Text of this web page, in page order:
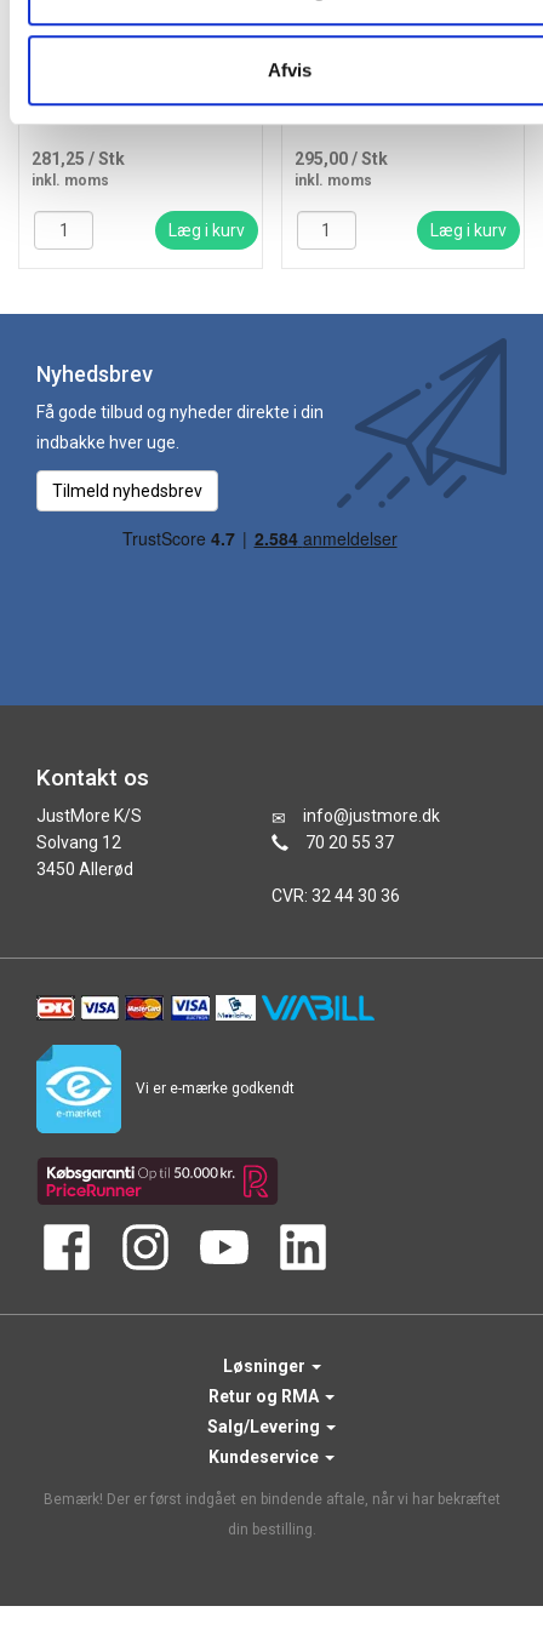
Afvis
281,25 / Stk
inkl. moms
Læg i kurv
295,00/ Stk
inkl. moms
Læg i kurv
Nyhedsbrev
Få gode tilbud og nyheder direkte i din
indbakke hver uge.
Tilmeld nyhedsbrev
Kontakt os
JustMore K/S
Solvang 12
3450 Allerød
info@justmore.dk
70 20 55 37
CVR: 32 44 30 36
Vi er e-mærke godkendt
Løsninger
Retur og RMA
Salg/Levering
Kundeservice
Bemærk! Der er først indgået en bindende aftale, når vi har bekræftet
din bestilling.